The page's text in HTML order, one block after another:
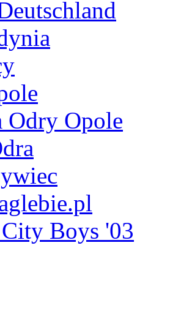
Odry Opole
Boys '03